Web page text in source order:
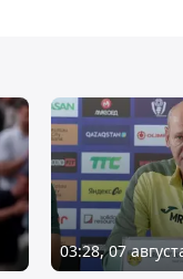
03:28, 07